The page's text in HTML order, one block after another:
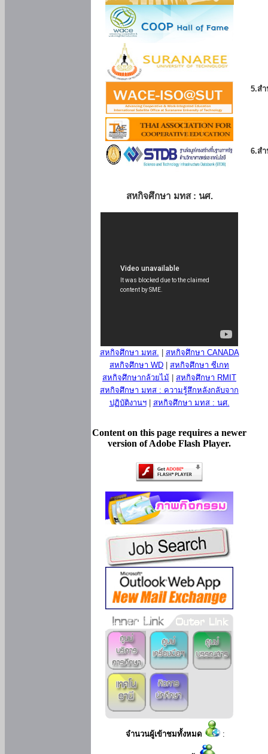
สหกิจศึกษา มทส : นศ.
สหกิจศึกษา มทส.
สหกิจศึกษา CANADA
สหกิจศึกษา WD
สหกิจศึกษา ซีเกท
สหกิจศึกษากล้วยไม้
สหกิจศึกษา RMIT
สหกิจศึกษา มทส : ความรู้สึกหลังกลับจาก
ปฏิบัติงานฯ| สหกิจศึกษา มทส : นศ.
Content on this page requires a newer
version of Adobe Flash Player.
จำนวนผู้เข้าชมทั้งหมด :
5.ส
6.ส